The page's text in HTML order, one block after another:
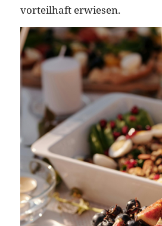
vorteilhaft erwiesen.